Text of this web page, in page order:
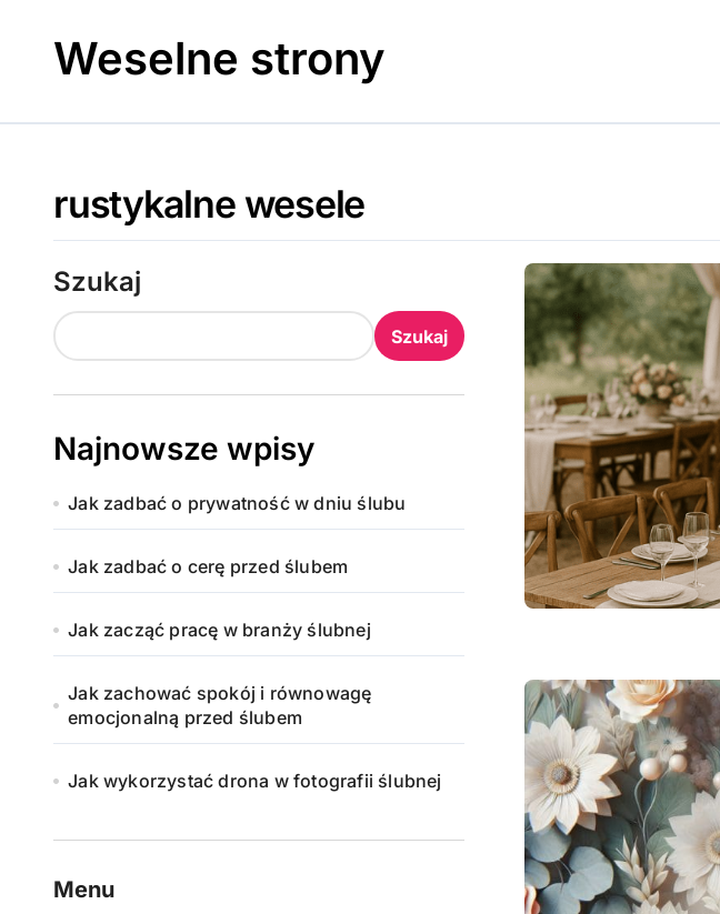
contentWeselne strony
rustykalne wesele
Szukaj
Szukaj
Najnowsze wpisy
Jak zadbać o prywatność w dniu ślubu
Jak zadbać o cerę przed ślubem
Jak zacząć pracę w branży ślubnej
Jak zachować spokój i równowagę
emocjonalną przed ślubem
Jak wykorzystać drona w fotografii ślubnej
Menu